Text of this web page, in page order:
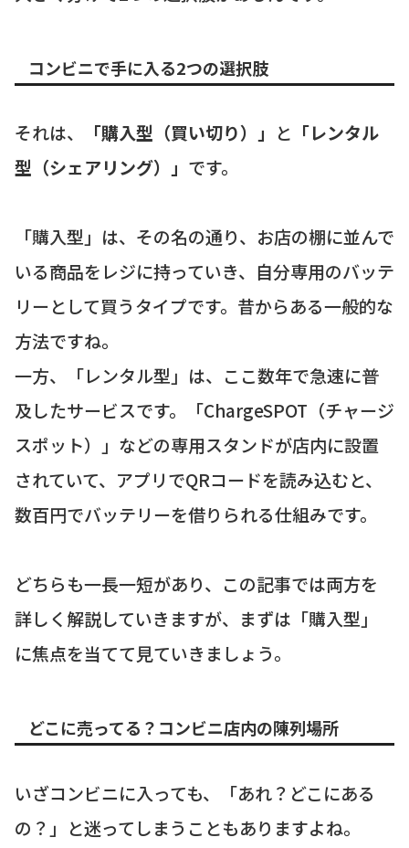
コンビニで手に入る2つの選択肢
それは、 「購入型（買い切り）」 と 「レンタル
型（シェアリング）」 です。
「購入型」は、その名の通り、お店の棚に並んで
いる商品をレジに持っていき、自分専用のバッテ
リーとして買うタイプです。昔からある一般的な
方法ですね。
一方、「レンタル型」は、ここ数年で急速に普
及したサービスです。「ChargeSPOT（チャージ
スポット）」などの専用スタンドが店内に設置
されていて、アプリでQRコードを読み込むと、
数百円でバッテリーを借りられる仕組みです。
どちらも一長一短があり、この記事では両方を
詳しく解説していきますが、まずは「購入型」
に焦点を当てて見ていきましょう。
どこに売ってる？コンビニ店内の陳列場所
いざコンビニに入っても、「あれ？どこにある
の？」と迷ってしまうこともありますよね。